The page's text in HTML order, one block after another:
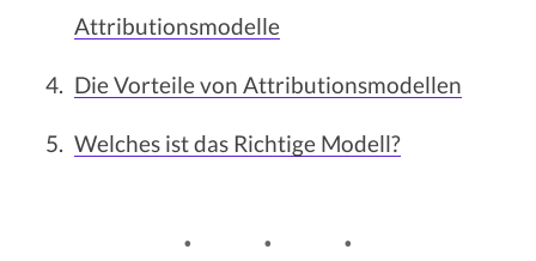
Attributionsmodelle
Die Vorteile von Attributionsmodellen
Welches ist das Richtige Modell?